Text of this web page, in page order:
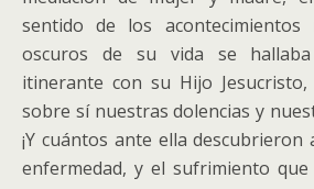
sentido de los acontecimientos
oscuros de su vida se
itinerante con su Hijo
sobre sí nuestras dolencias y
¡Y cuántos ante ella descubrieron
enfermedad, y el sufrimiento